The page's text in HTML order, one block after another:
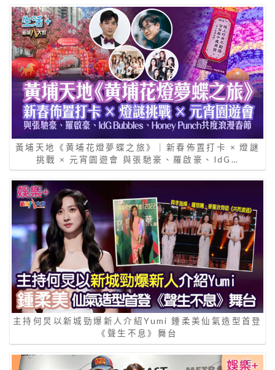
黃埔天地《黄埔花燈夢蝶之旅》｜新春佈置打卡 × 燈謎
挑戰 × 元宵園遊會 與張馳豪、羅啟豪、IdG…
主持何炅以新城勁爆新人介紹Yumi 鍾柔美仙氣造型首登
《聲生不息》舞台